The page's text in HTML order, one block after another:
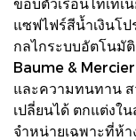
แซฟไฟร์สีน้ำเงินโป
กลไกระบบอัตโนมั
Baume &
และความทนทาน ส
เปลี่ยนได้ ตกแต่งใ
จำหน่ายเฉพาะที่ห้า